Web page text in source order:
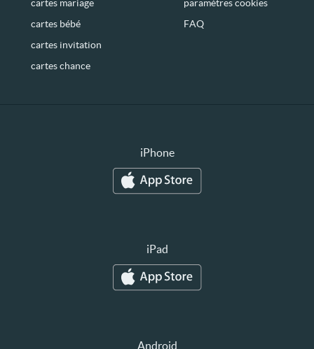
cartes mariage
cartes bébé
cartes invitation
cartes chance
paramètres cookies
FAQ
iPhone
iPad
Android